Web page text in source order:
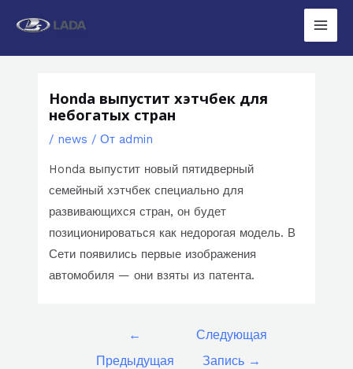
Main
Honda выпустит хэтчбек для
небогатых стран
/ news / От admin
Honda выпустит новый пятидверный
семейный хэтчбек специально для
развивающихся стран, он будет
позиционироваться как недорогая модель. В
Сети появились первые изображения
автомобиля — они взяты из патента.
←
Предыдущая
Следующая
Запись →